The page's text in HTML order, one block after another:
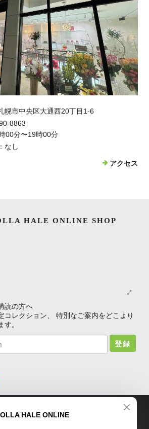
幌市中央区大通西20丁目1-6
8863
00分〜19時00分
なし
アクセス
HALE ONLINE SHOP
読の方へ
コレクション、 特別なご案内をどこより
す。
登録
ーポリシー 特定商取引法に基づく表記